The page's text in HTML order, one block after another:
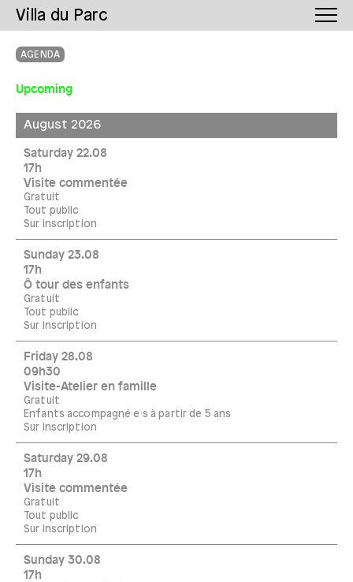
Villa du Parc
AGENDA
Upcoming
August 2026
Saturday 22.08
17h
Visite commentée
Gratuit
Tout public
Sur inscription
Sunday 23.08
17h
Ô tour des enfants
Gratuit
Tout public
Sur inscription
Friday 28.08
09h30
Visite-Atelier en famille
Gratuit
Enfants accompagné·e·s à partir de 5 ans
Sur inscription
Saturday 29.08
17h
Visite commentée
Gratuit
Tout public
Sur inscription
Sunday 30.08
17h